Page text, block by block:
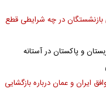
در چه شرایطی قطع
و پاکستان در آستانه
ایران و عمان درباره بازگشایی